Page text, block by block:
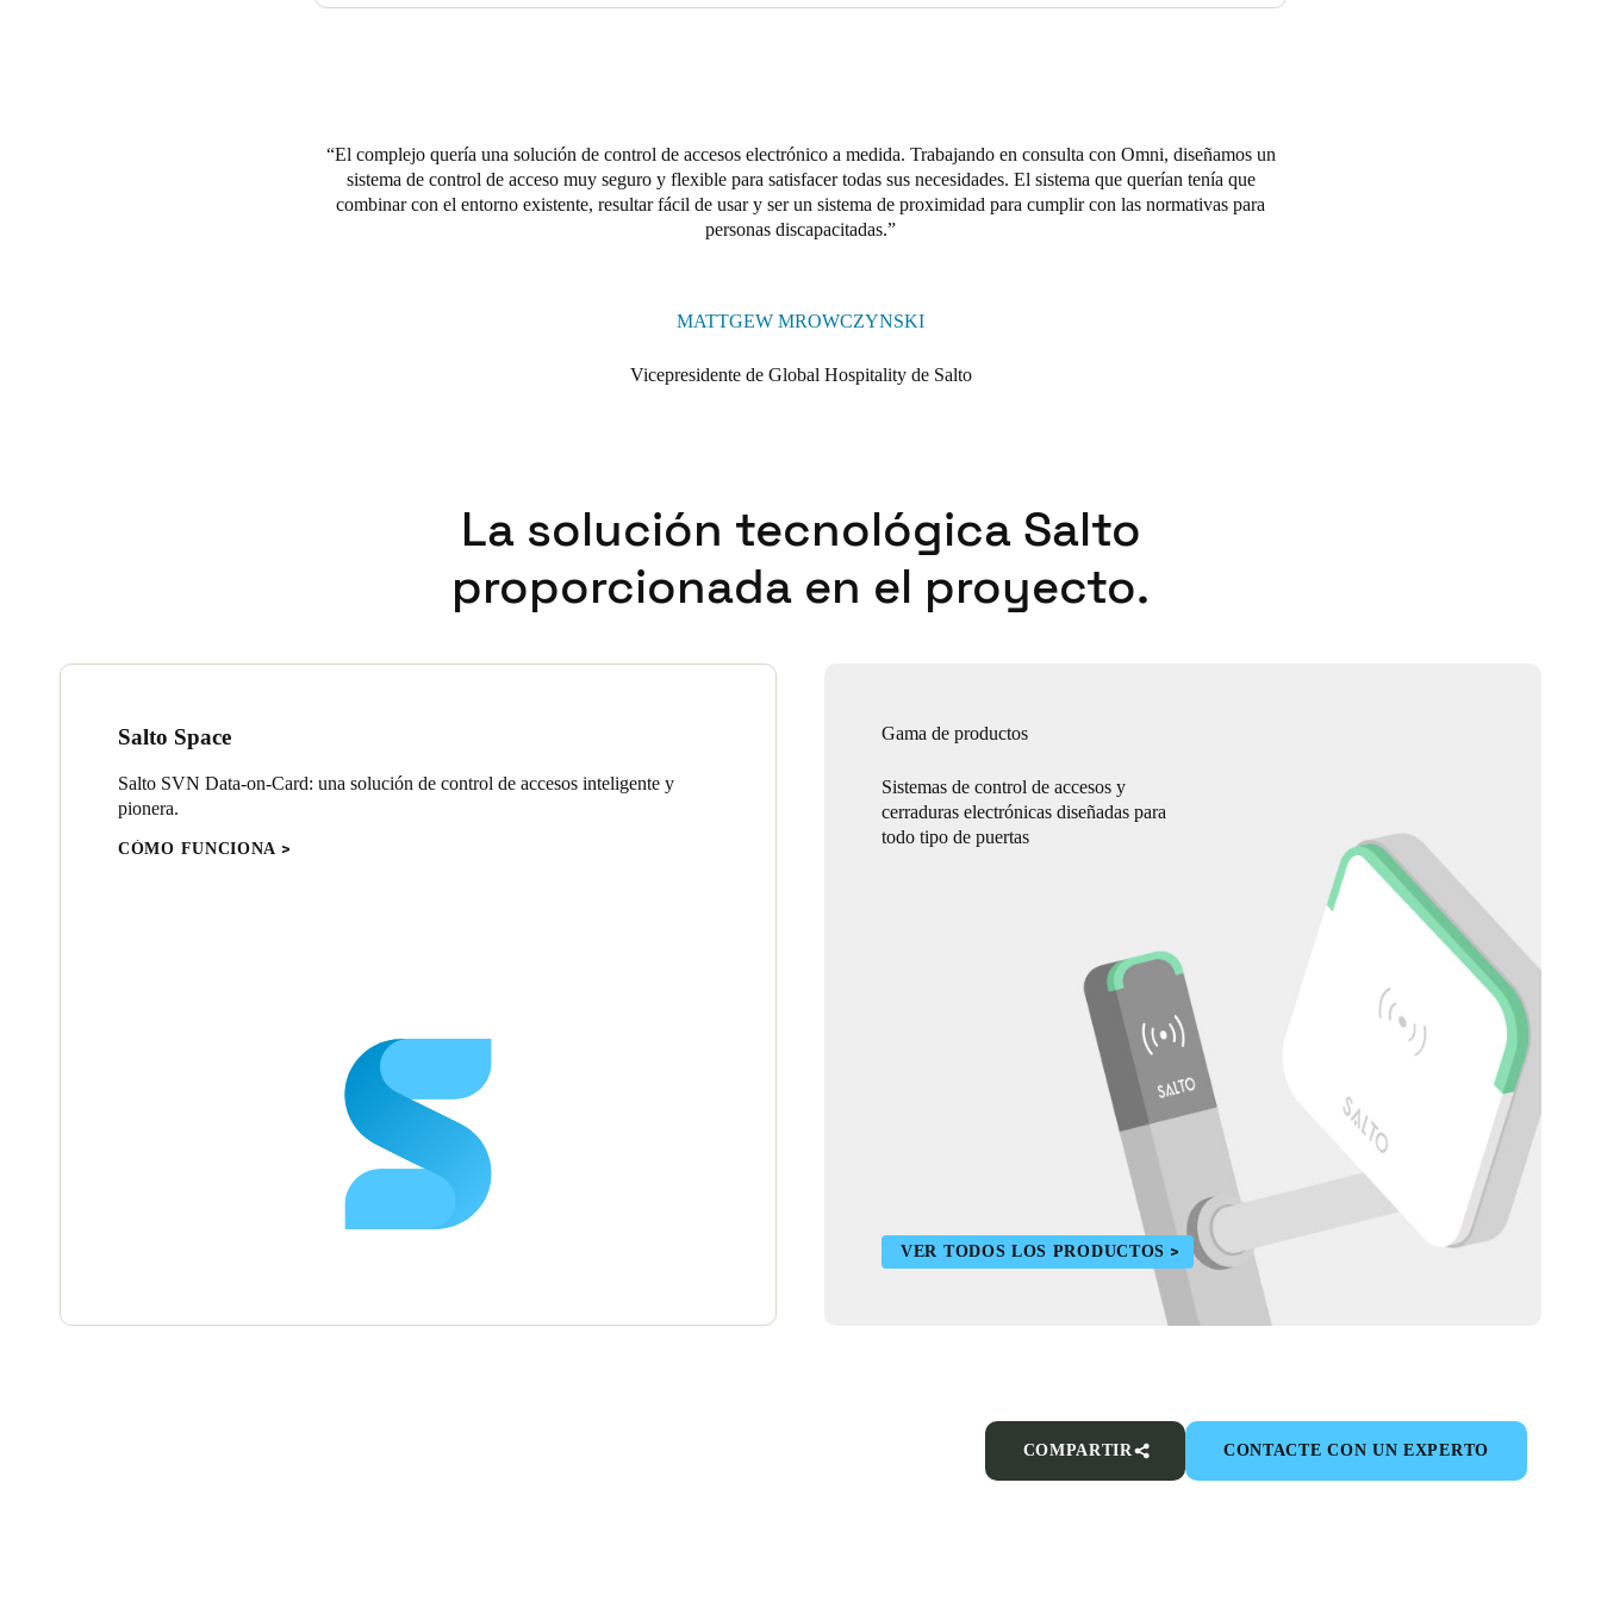
El complejo quería una solución de control de accesos electrónico a medida. Trabajando en consulta con Omni, diseñamos un
sistema de control de acceso muy seguro y flexible para satisfacer todas sus necesidades. El sistema que querían tenía que
combinar con el entorno existente, resultar fácil de usar y ser un sistema de proximidad para cumplir con las normativas para
personas discapacitadas.
MATTGEW MROWCZYNSKI
Vicepresidente de Global Hospitality de Salto
La solución tecnológica Salto
proporcionada en el proyecto.
Salto Space
Salto SVN Data-on-Card: una solución de control de accesos inteligente y
pionera.
CÓMO FUNCIONA
Gama de productos
Sistemas de control de accesos y
cerraduras electrónicas diseñadas para
todo tipo de puertas
VER TODOS LOS PRODUCTOS
COMPARTIR CONTACTE CON UN EXPERTO